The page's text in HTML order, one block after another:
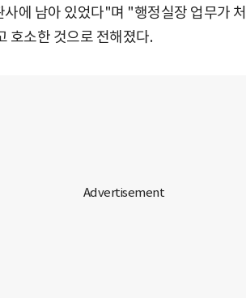
에 남아 있었다"며 "행정실장 업무가
호소한 것으로 전해졌다.